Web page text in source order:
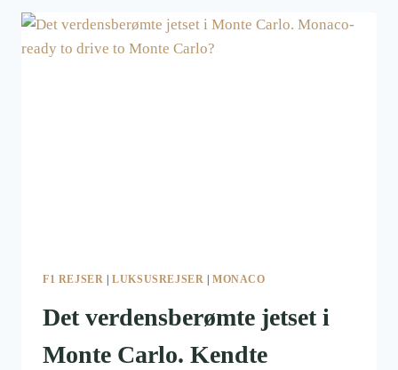
HYTTEFERIE
PÅ
F1 REJSER |LUKSUSREJSER |MONACO
Det verdensberømte jetset i
Monte Carlo. Kendte